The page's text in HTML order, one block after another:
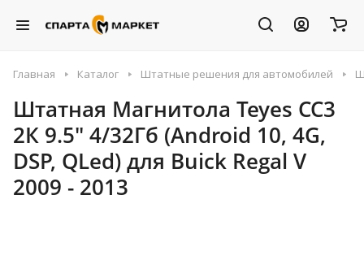
Главная Каталог Штатные решения для автомобилей
Штатная Магнитола Teyes CC3
2К 9.5" 4/32Гб (Android 10, 4G,
DSP, QLed) для Buick Regal V
2009 - 2013